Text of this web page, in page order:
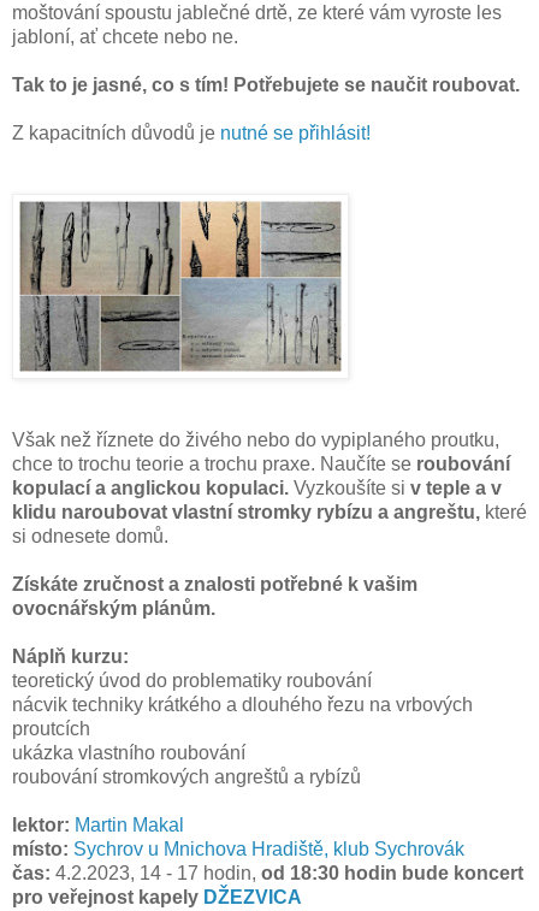
moštování spoustu jablečné drtě, ze které vám vyroste les
jabloní, ať chcete nebo ne.
Tak to je jasné, co s tím! Potřebujete se naučit roubovat.
Z kapacitních důvodů je nutné se přihlásit!
Však než říznete do živého nebo do vypiplaného proutku,
chce to trochu teorie a trochu praxe. Naučíte se roubování
kopulací a anglickou kopulaci. Vyzkoušíte si v teple a v
klidu naroubovat vlastní stromky rybízu a angreštu, které
si odnesete domů.
Získáte zručnost a znalosti potřebné k vašim
ovocnářským plánům.
Náplň kurzu:
teoretický úvod do problematiky roubování
nácvik techniky krátkého a dlouhého řezu na vrbových
proutcích
ukázka vlastního roubování
roubování stromkových angreštů a rybízů
lektor: Martin Makal
místo: Sychrov u Mnichova Hradiště, klub Sychrovák
čas: 4.2.2023, 14 - 17 hodin, od 18:30 hodin bude koncert
pro veřejnost kapely DŽEZVICA